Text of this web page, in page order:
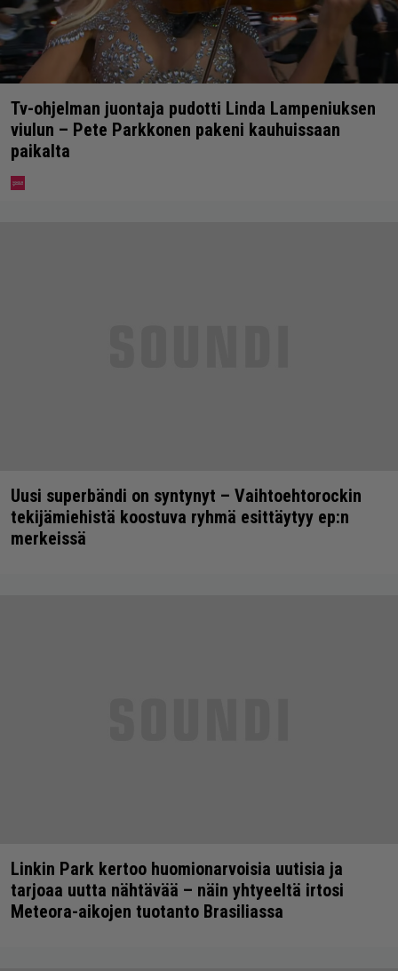
Tv-ohjelman juontaja pudotti Linda Lampeniuksen
viulun – Pete Parkkonen pakeni kauhuissaan
paikalta
Uusi superbändi on syntynyt – Vaihtoehtorockin
tekijämiehistä koostuva ryhmä esittäytyy ep:n
merkeissä
Linkin Park kertoo huomionarvoisia uutisia ja
tarjoaa uutta nähtävää – näin yhtyeeltä irtosi
Meteora-aikojen tuotanto Brasiliassa